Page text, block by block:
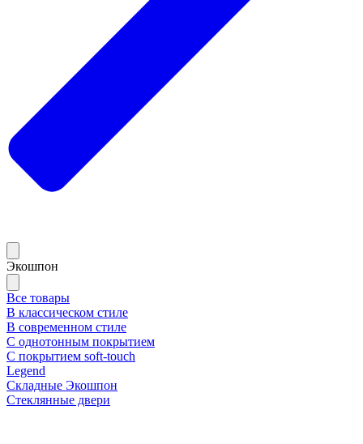
Экошпон
Все товары
В классическом стиле
В современном стиле
С однотонным покрытием
С покрытием soft-touch
Legend
Складные Экошпон
Стеклянные двери